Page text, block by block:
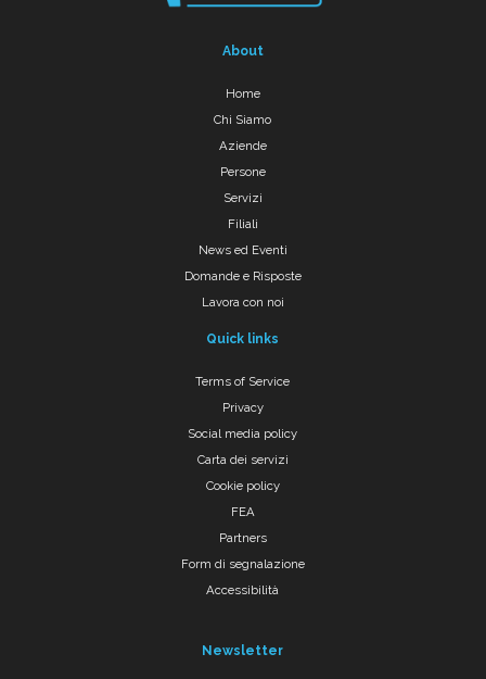
About
Home
Chi Siamo
Aziende
Persone
Servizi
Filiali
News ed Eventi
Domande e Risposte
Lavora con noi
Quick links
Terms of Service
Privacy
Social media policy
Carta dei servizi
Cookie policy
FEA
Partners
Form di segnalazione
Accessibilità
Newsletter